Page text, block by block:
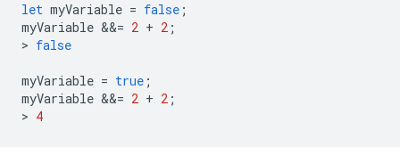
let myVariable = false ;
myVariable &&= 2 + 2 ;
> false
myVariable = true ;
myVariable &&= 2 + 2 ;
> 4